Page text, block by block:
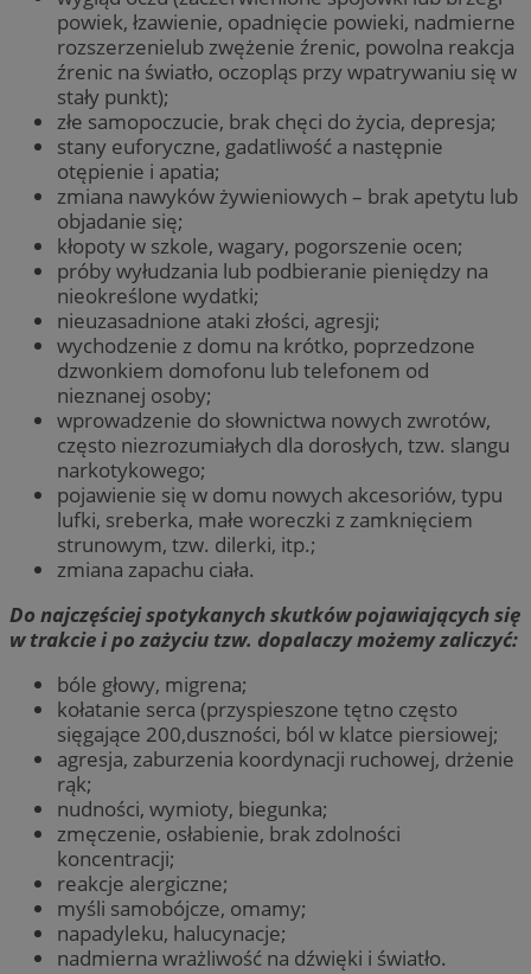
powiek, łzawienie, opadnięcie powieki, nadmierne
rozszerzenielub zwężenie źrenic, powolna reakcja
źrenic na światło, oczopląs przy wpatrywaniu się w
stały punkt);
złe samopoczucie, brak chęci do życia, depresja;
stany euforyczne, gadatliwość a następnie
otępienie i apatia;
zmiana nawyków żywieniowych – brak apetytu lub
objadanie się;
kłopoty w szkole, wagary, pogorszenie ocen;
próby wyłudzania lub podbieranie pieniędzy na
nieokreślone wydatki;
nieuzasadnione ataki złości, agresji;
wychodzenie z domu na krótko, poprzedzone
dzwonkiem domofonu lub telefonem od
nieznanej osoby;
wprowadzenie do słownictwa nowych zwrotów,
często niezrozumiałych dla dorosłych, tzw. slangu
narkotykowego;
pojawienie się w domu nowych akcesoriów, typu
lufki, sreberka, małe woreczki z zamknięciem
strunowym, tzw. dilerki, itp.;
zmiana zapachu ciała.
Do najczęściej spotykanych skutków pojawiających się
w trakcie i po zażyciu tzw. dopalaczy możemy zaliczyć:
bóle głowy, migrena;
kołatanie serca (przyspieszone tętno często
sięgające 200,duszności, ból w klatce piersiowej;
agresja, zaburzenia koordynacji ruchowej, drżenie
rąk;
nudności, wymioty, biegunka;
zmęczenie, osłabienie, brak zdolności
koncentracji;
reakcje alergiczne;
myśli samobójcze, omamy;
napadyleku, halucynacje;
nadmierna wrażliwość na dźwięki i światło.